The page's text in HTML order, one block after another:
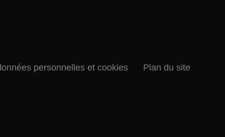
personnelles et cookies Plan du site